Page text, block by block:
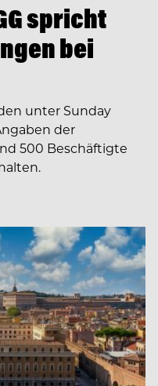
spricht
bei
unter Sunday
der
500 Beschäftigte